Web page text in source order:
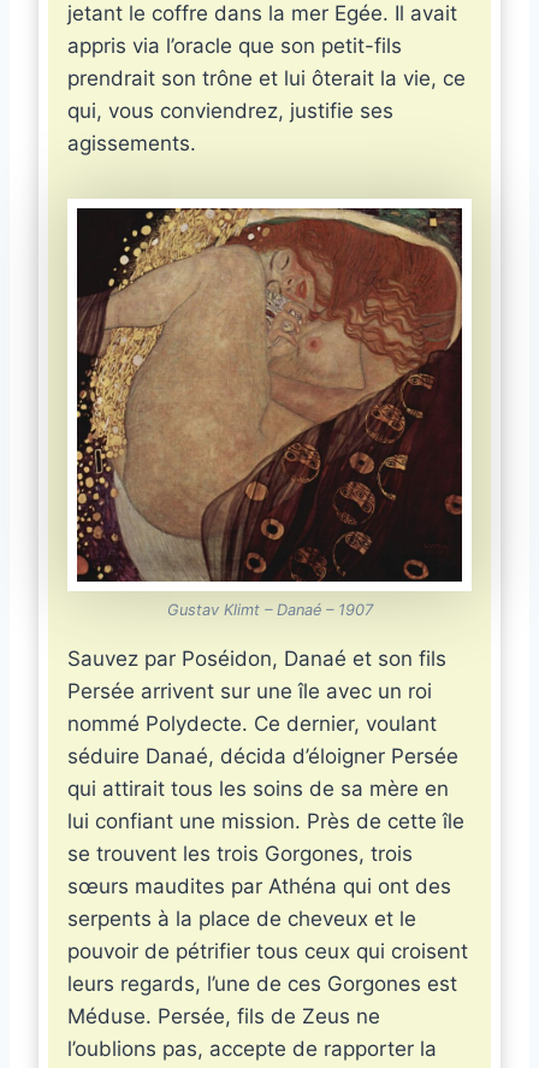
jetant le coffre dans la mer Egée. Il avait
appris via l’oracle que son petit-fils
prendrait son trône et lui ôterait la vie, ce
qui, vous conviendrez, justifie ses
agissements.
Gustav Klimt – Danaé – 1907
Sauvez par Poséidon, Danaé et son fils
Persée arrivent sur une île avec un roi
nommé Polydecte. Ce dernier, voulant
séduire Danaé, décida d’éloigner Persée
qui attirait tous les soins de sa mère en
lui confiant une mission. Près de cette île
se trouvent les trois Gorgones, trois
sœurs maudites par Athéna qui ont des
serpents à la place de cheveux et le
pouvoir de pétrifier tous ceux qui croisent
leurs regards, l’une de ces Gorgones est
Méduse. Persée, fils de Zeus ne
l’oublions pas, accepte de rapporter la